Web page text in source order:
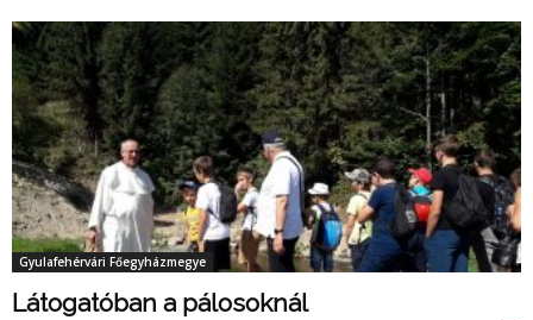
Gyulafehérvári Főegyházmegye
Látogatóban a pálosoknál